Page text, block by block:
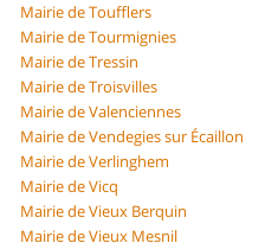
Mairie de Toufflers
Mairie de Tourmignies
Mairie de Tressin
Mairie de Troisvilles
Mairie de Valenciennes
Mairie de Vendegies sur Écaillon
Mairie de Verlinghem
Mairie de Vicq
Mairie de Vieux Berquin
Mairie de Vieux Mesnil